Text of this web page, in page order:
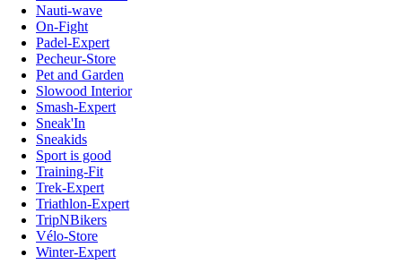
Nauti-wave
On-Fight
Padel-Expert
Pecheur-Store
Pet and Garden
Slowood Interior
Smash-Expert
Sneak'In
Sneakids
Sport is good
Training-Fit
Trek-Expert
Triathlon-Expert
TripNBikers
Vélo-Store
Winter-Expert